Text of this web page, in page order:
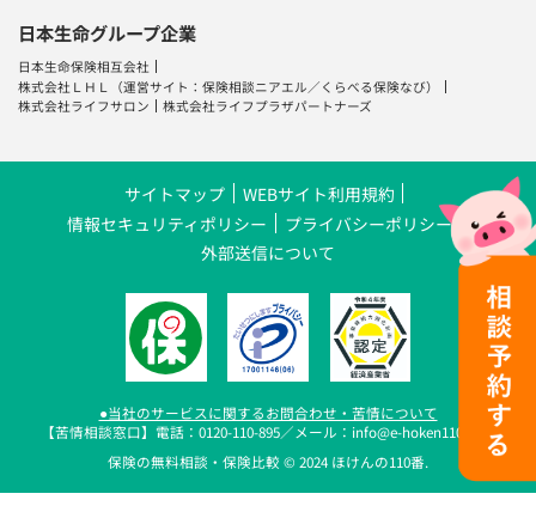
日本生命グループ企業
日本生命保険相互会社
株式会社ＬＨＬ
（運営サイト：保険相談ニアエル ／ くらべる保険なび）
株式会社ライフサロン
株式会社ライフプラザパートナーズ
サイトマップ
WEBサイト利用規約
情報セキュリティポリシー
プライバシーポリシー
外部送信について
●当社のサービスに関するお問合わせ・苦情について
【苦情相談窓口】電話：0120-110-895／メール：info@e-hoken110.com
保険の無料相談・保険比較 © 2024 ほけんの110番.